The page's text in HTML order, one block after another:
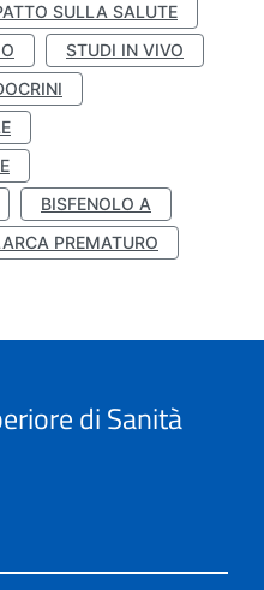
SULLA SALUTE
STUDI IN VIVO
BISFENOLO A
PREMATURO
di Sanità